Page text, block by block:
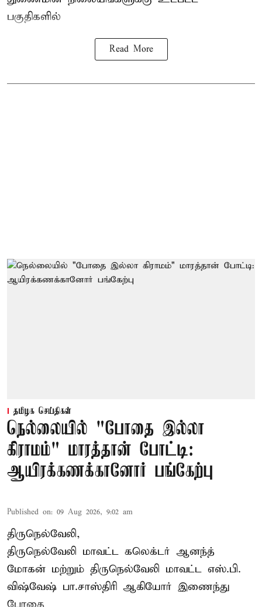
பகுதிகளில்
Read More
தமிழக செய்திகள்
நெல்லையில் "போதை இல்லா
கிராமம்" மாரத்தான் போட்டி:
ஆயிரக்கணக்கானோர் பங்கேற்பு
Published on: 09 Aug 2026, 9:02 am
திருநெல்வேலி,
திருநெல்வேலி மாவட்ட கலெக்டர் ஆனந்த்
மோகன் மற்றும் திருநெல்வேலி மாவட்ட எஸ்.பி.
விஷ்வேஷ் பா.சாஸ்திரி ஆகியோர் இணைந்து
போதை